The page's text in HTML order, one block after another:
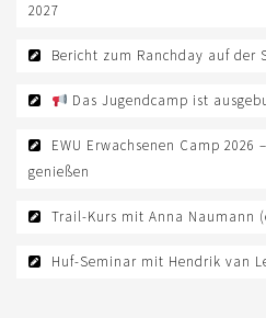
2027
Bericht zum Ranchday auf der
Das Jugendcamp ist
EWU Erwachsenen Camp
genießen
Trail-Kurs mit Anna Naumann
Huf-Seminar mit Hendrik van